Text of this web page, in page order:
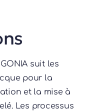
suit les
pour la
et la mise à
Les processus